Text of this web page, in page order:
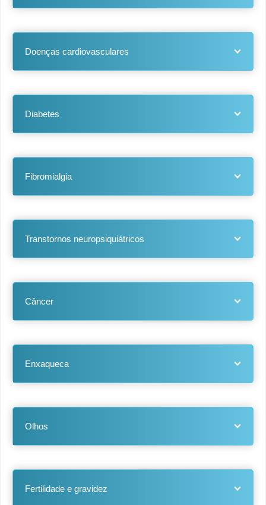
Doenças cardiovasculares
Diabetes
Fibromialgia
Transtornos neuropsiquiátricos
Câncer
Enxaqueca
Olhos
Fertilidade e gravidez